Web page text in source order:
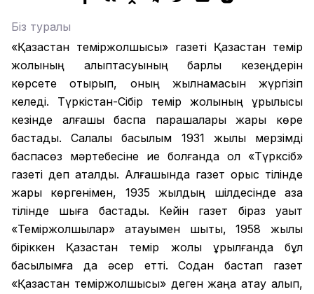
Біз туралы
«Қазақстан теміржолшысы» газеті Қазақстан темір
жолының қалыптасуының барлық кезеңдерін
көрсете отырып, оның жылнамасын жүргізіп
келеді. Түркістан-Сібір темір жолының құрылысы
кезінде алғашқы баспа парақшалары жарық көре
бастады. Салалық басылым 1931 жылы мерзімді
баспасөз мәртебесіне ие болғанда ол «Түрксіб»
газеті деп аталды. Алғашында газет орыс тілінде
жарық көргенімен, 1935 жылдың шілдесінде қазақ
тілінде шыға бастады. Кейін газет біраз уақыт
«Теміржолшылар» атауымен шықты, 1958 жылы
біріккен Қазақстан темір жолы құрылғанда бұл
басылымға да әсер етті. Содан бастап газет
«Қазақстан теміржолшысы» деген жаңа атау алып,